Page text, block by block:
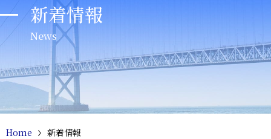
新着情報
News
Home 新着情報